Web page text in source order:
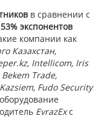
в сравнении с
53% экспонентов
компании как
Казахстан,
Intellicom, Iris
Trade,
Fudo Security
EvrazExс